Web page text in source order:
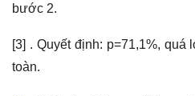
bước 2.
[3] . Quyết định: p=71,1%, quá
toàn.